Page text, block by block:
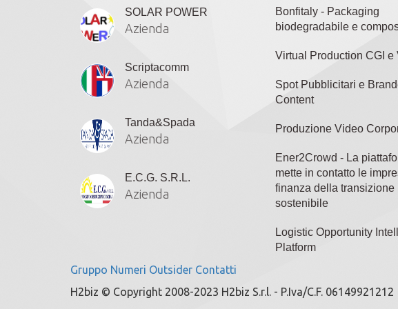
SOLAR POWER
Azienda
Scriptacomm
Azienda
Tanda&Spada
Azienda
E.C.G. S.R.L.
Azienda
Bonfitaly - Packaging
biodegradabile e
Virtual Production CGI e
Spot Pubblicitari e
Content
Produzione Video
Ener2Crowd - La
mette in contatto le
finanza della transizione
sostenibile
Logistic Opportunity
Platform
Gruppo Numeri Outsider Contatti
H2biz © Copyright 2008-2023 H2biz S.r.l. - P.Iva/C.F.